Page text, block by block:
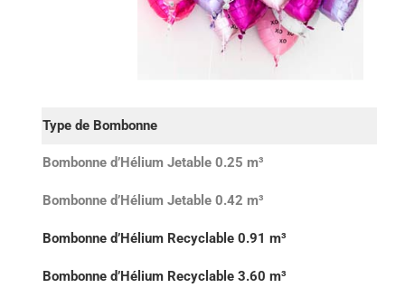
Type de Bombonne
Bombonne d’Hélium Jetable 0.25 m³
Bombonne d’Hélium Jetable 0.42 m³
Bombonne d’Hélium Recyclable 0.91 m³
Bombonne d’Hélium Recyclable 3.60 m³